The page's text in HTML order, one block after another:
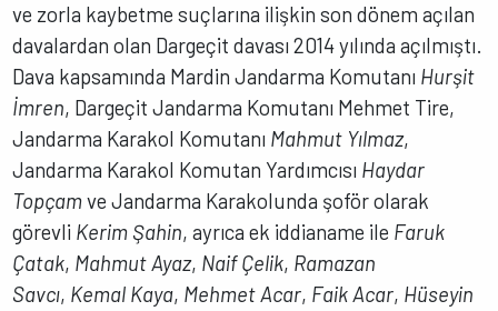
ve zorla kaybetme suçlarına ilişkin son dönem açılan
davalardan olan Dargeçit davası 2014 yılında açılmıştı.
Dava kapsamında Mardin Jandarma Komutanı Hurşit
İmren, Dargeçit Jandarma Komutanı Mehmet Tire,
Jandarma Karakol Komutanı Mahmut Yılmaz,
Jandarma Karakol Komutan Yardımcısı Haydar
Topçamve Jandarma Karakolunda şoför olarak
görevli Kerim Şahin, ayrıca ek iddianame ile Faruk
Çatak, Mahmut Ayaz, Naif Çelik, Ramazan
Savcı, Kemal Kaya, Mehmet Acar, Faik Acar, Hüseyin